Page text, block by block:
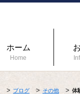
ホーム
Home
ブログ その他 体